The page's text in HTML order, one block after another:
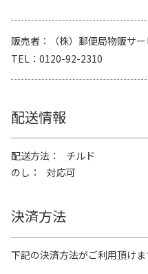
販売者
（株）郵便局物販サ
TEL
0120-92-2310
配送情報
配送方法
チルド
のし
対応可
決済方法
下記の決済方法がご利用頂けま